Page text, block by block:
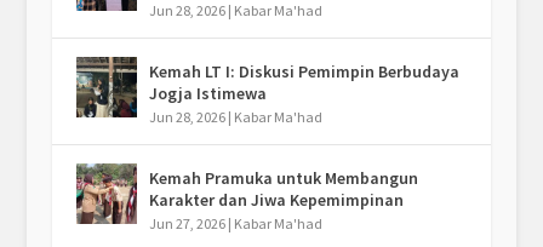
Jun 28, 2026| Kabar Ma'had
Kemah LT I: Diskusi Pemimpin Berbudaya
Jogja Istimewa
Jun 28, 2026| Kabar Ma'had
Kemah Pramuka untuk Membangun
Karakter dan Jiwa Kepemimpinan
Jun 27, 2026| Kabar Ma'had